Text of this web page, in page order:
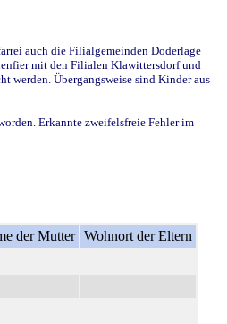
auch die Filialgemeinden Doderlage
mit den Filialen Klawittersdorf und
werden. Übergangsweise sind Kinder aus
Erkannte zweifelsfreie Fehler im
der Mutter Wohnort der Eltern